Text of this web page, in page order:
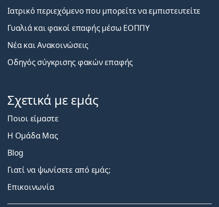
Ιατρικό περιεχόμενο που μπορείτε να εμπιστευτείτε
Γυαλιά και φακοί επαφής μέσω ΕΟΠΠΥ
Νέα και Ανακοινώσεις
Οδηγός σύγκρισης φακών επαφής
Σχετικά με εμάς
Ποιοι είμαστε
Η Ομάδα Μας
Blog
Γιατί να ψωνίσετε από εμάς;
Επικοινωνία